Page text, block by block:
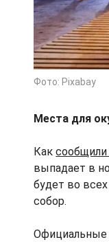
Фото: Pixabay
Места для
Каксообщили
выпадает в
будет во
собор.
Официальные